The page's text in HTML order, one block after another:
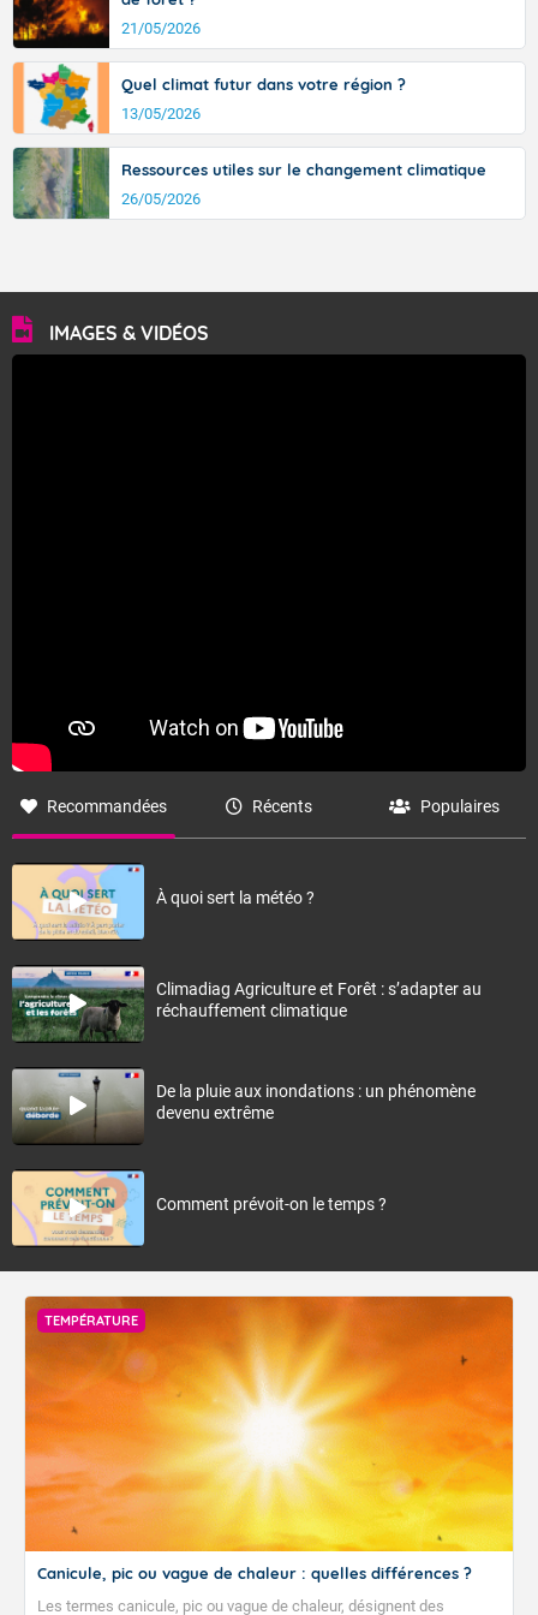
21/05/2026
Quel climat futur dans votre région ?
13/05/2026
Ressources utiles sur le changement climatique
26/05/2026
IMAGES & VIDÉOS
Recommandées Récents Populaires
À quoi sert la météo ?
Climadiag Agriculture et Forêt : s’adapter au
réchauffement climatique
De la pluie aux inondations : un phénomène
devenu extrême
Comment prévoit-on le temps ?
TEMPÉRATURE
Canicule, pic ou vague de chaleur : quelles différences ?
Les termes canicule, pic ou vague de chaleur, désignent des